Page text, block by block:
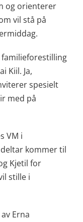
og orienterer
vil stå på
familieforestilling
Kiil. Ja,
spesielt
med på
VM i
kommer til
Kjetil for
stille i
Erna